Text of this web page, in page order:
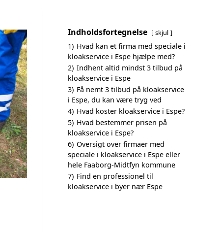
Indholdsfortegnelse skjul
1) Hvad kan et firma med speciale i
kloakservice i Espe hjælpe med?
2) Indhent altid mindst 3 tilbud på
kloakservice i Espe
3) Få nemt 3 tilbud på kloakservice
i Espe, du kan være tryg ved
4) Hvad koster kloakservice i Espe?
5) Hvad bestemmer prisen på
kloakservice i Espe?
6) Oversigt over firmaer med
speciale i kloakservice i Espe eller
hele Faaborg-Midtfyn kommune
7) Find en professionel til
kloakservice i byer nær Espe